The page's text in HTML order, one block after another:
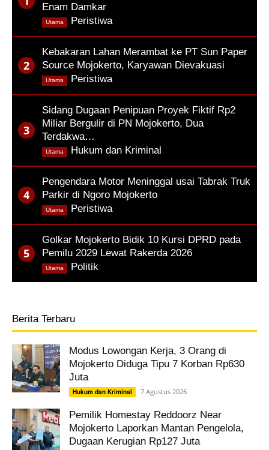
Enam Damkar
Peristiwa
Utama
Kebakaran Lahan Merambat ke PT Sun Paper
Source Mojokerto, Karyawan Dievakuasi
Peristiwa
Utama
Sidang Dugaan Penipuan Proyek Fiktif Rp2
Miliar Bergulir di PN Mojokerto, Dua
Terdakwa…
Hukum dan Kriminal
Utama
Pengendara Motor Meninggal usai Tabrak Truk
Parkir di Ngoro Mojokerto
Peristiwa
Utama
Golkar Mojokerto Bidik 10 Kursi DPRD pada
Pemilu 2029 Lewat Rakerda 2026
Politik
Utama
Berita Terbaru
Modus Lowongan Kerja, 3 Orang di
Mojokerto Diduga Tipu 7 Korban Rp630
Juta
Hukum dan Kriminal 7 Agustus 2026
Pemilik Homestay Reddoorz Near
Mojokerto Laporkan Mantan Pengelola,
Dugaan Kerugian Rp127 Juta